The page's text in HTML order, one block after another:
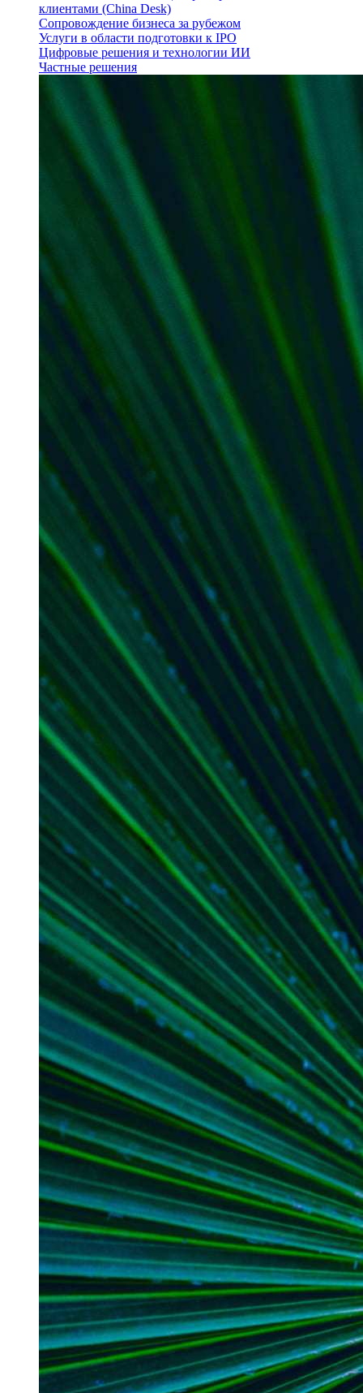
клиентами (China Desk)
Сопровождение бизнеса за рубежом
Услуги в области подготовки к IPO
Цифровые решения и технологии ИИ
Частные решения